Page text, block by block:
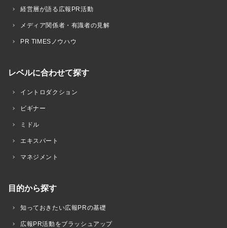
経営層が語る広報PR活動
メディア関係者・有識者の見解
PR TIMESノウハウ
レベルに合わせて探す
イントロダクション
ビギナー
ミドル
エキスパート
マネジメント
目的から探す
知っておきたい広報PRの基礎
広報PR活動をブラッシュアップ